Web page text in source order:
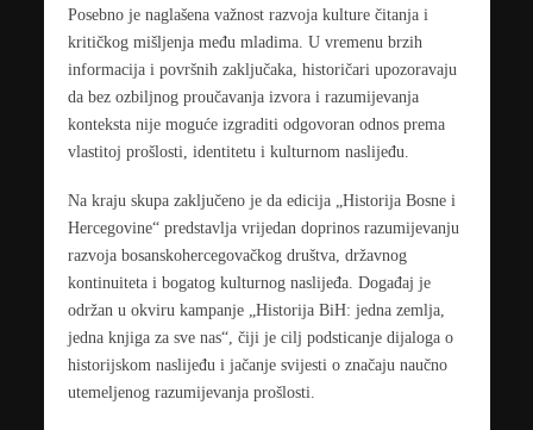
Posebno je naglašena važnost razvoja kulture čitanja i
kritičkog mišljenja među mladima. U vremenu brzih
informacija i površnih zaključaka, historičari upozoravaju
da bez ozbiljnog proučavanja izvora i razumijevanja
konteksta nije moguće izgraditi odgovoran odnos prema
vlastitoj prošlosti, identitetu i kulturnom naslijeđu.
Na kraju skupa zaključeno je da edicija „Historija Bosne i
Hercegovine“ predstavlja vrijedan doprinos razumijevanju
razvoja bosanskohercegovačkog društva, državnog
kontinuiteta i bogatog kulturnog naslijeđa. Događaj je
održan u okviru kampanje „Historija BiH: jedna zemlja,
jedna knjiga za sve nas“, čiji je cilj podsticanje dijaloga o
historijskom naslijeđu i jačanje svijesti o značaju naučno
utemeljenog razumijevanja prošlosti.